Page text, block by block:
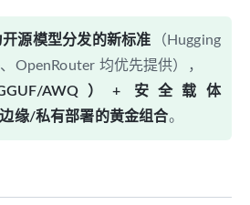
源模型分发的新标准
（Hugging
OpenRouter 均优先提供），
AWQ）+ 安全载体
缘/私有部署的黄金组合。